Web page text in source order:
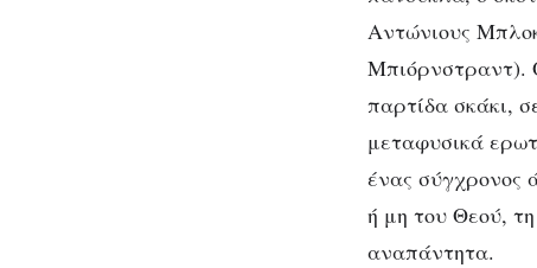
Αντώνιους
Μπιόρνστραντ).
παρτίδα σκάκι,
μεταφυσικά
ένας σύγχρονος
ή μη του Θεού,
αναπάντητα.